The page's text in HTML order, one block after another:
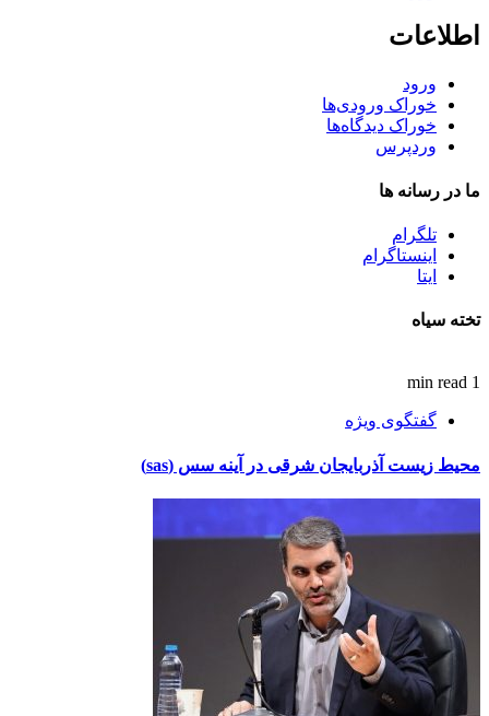
اطلاعات
ورود
خوراک ورودی‌ها
خوراک دیدگاه‌ها
وردپرس
ما در رسانه ها
تلگرام
اینستاگرام
ایتا
تخته سیاه
1 min read
گفتگوی ویژه
محیط زیست آذربایجان شرقی در آینه سس (sas)